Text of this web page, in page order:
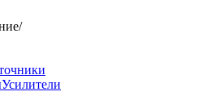
/
Усилители